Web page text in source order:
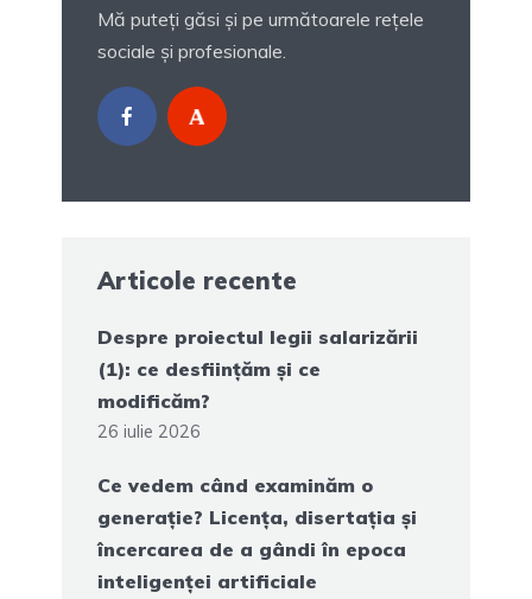
Mă puteți găsi și pe următoarele rețele
sociale și profesionale.
Articole recente
Despre proiectul legii salarizării
(1): ce desființăm și ce
modificăm?
26 iulie 2026
Ce vedem când examinăm o
generație? Licența, disertația și
încercarea de a gândi în epoca
inteligenței artificiale